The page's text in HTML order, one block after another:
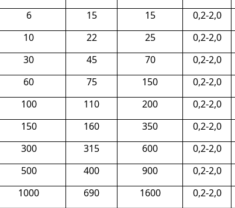
6 15 15 0,2-2,0
10 22 25 0,2-2,0
30 45 70 0,2-2,0
60 75 150 0,2-2,0
100 110 200 0,2-2,0
150 160 350 0,2-2,0
300 315 600 0,2-2,0
500 400 900 0,2-2,0
1000 690 1600 0,2-2,0